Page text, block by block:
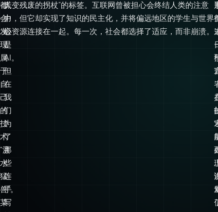
都
会
发
现
属
于
自
己
的
技
术
“洪
水
猛
兽”。
某
慌
中
心
是
AI。
但
在
我
们
为
了
那
些
连
手
写
人变残废的拐杖”的标签。互联网曾被担心会终结人类的注意
力，但它却实现了知识的民主化，并将偏远地区的学生与世界
级资源连接在一起。每一次，社会都选择了适应，而非崩溃。
*